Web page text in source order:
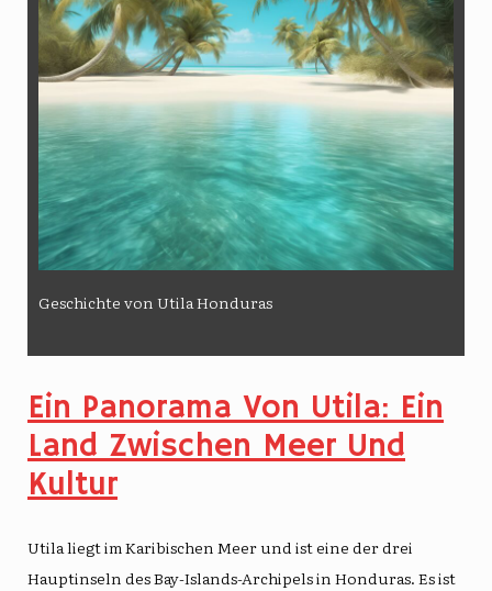
Geschichte von Utila Honduras
Ein Panorama Von Utila: Ein
Land Zwischen Meer Und
Kultur
Utila liegt im Karibischen Meer und ist eine der drei
Hauptinseln des Bay-Islands-Archipels in Honduras. Es ist